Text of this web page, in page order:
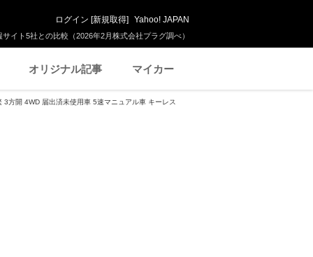
イト5社との比較（2026年2月株式会社プラグ調べ）
ログイン [新規取得] Yahoo! JAPAN
オリジナル記事 マイカー
方開 4WD 届出済未使用車 5速マニュアル車 キーレス